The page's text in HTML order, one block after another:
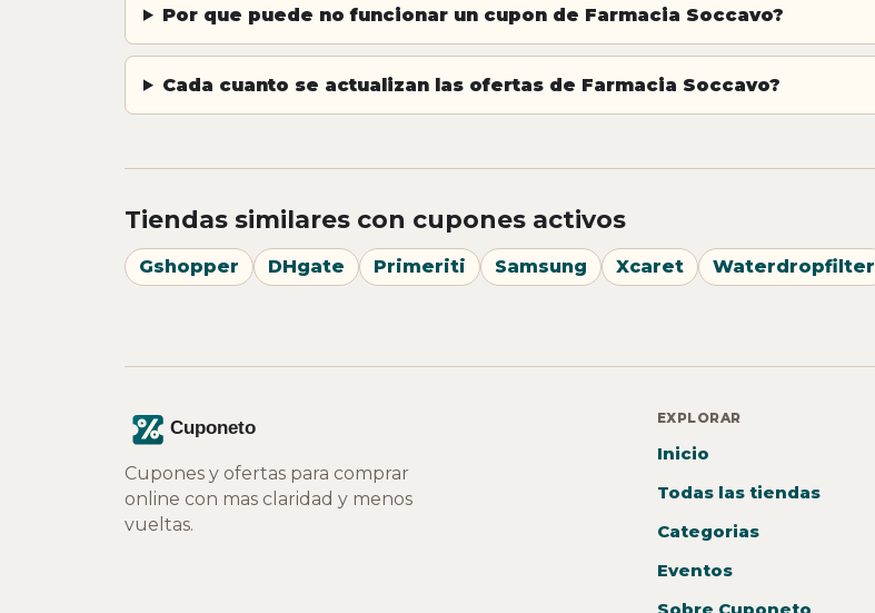
Por que puede no funcionar un cupon de Farmacia Soccavo?
Cada cuanto se actualizan las ofertas de Farmacia Soccavo?
Tiendas similares con cupones activos
Gshopper DHgate Primeriti Samsung Xcaret Waterdropfilter
Cupones y ofertas para comprar
online con mas claridad y menos
vueltas.
EXPLORAR
Inicio
Todas las tiendas
Categorias
Eventos